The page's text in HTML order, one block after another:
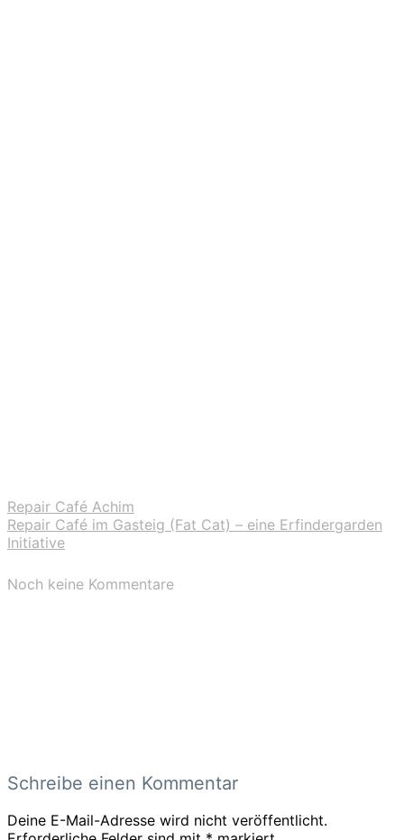
Repair Café Achim
Repair Café im Gasteig (Fat Cat) – eine Erfindergarden
Initiative
Noch keine Kommentare
Schreibe einen Kommentar
Deine E-Mail-Adresse wird nicht veröffentlicht.